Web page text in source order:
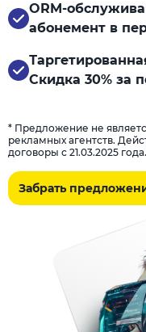
ORM-
абонемент в
Скидка 30% за
* Предложение не
рекламных агентств.
договоры с 21.03.2025
Забрать